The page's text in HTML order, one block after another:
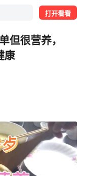
打开看看
但很营养，
康